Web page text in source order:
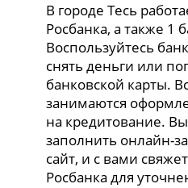
В городе Тесь
Росбанка, а также 1
Воспользуйтесь
снять деньги или
банковской карты.
занимаются
на кредитование.
заполнить онлайн-
сайт, и с вами
Росбанка для